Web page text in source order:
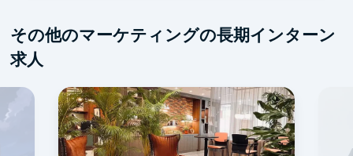
その他のマーケティングの長期インターン
求人